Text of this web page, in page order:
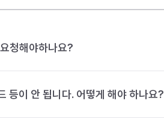
청해야하나요?
등이 안 됩니다. 어떻게 해야 하나요?